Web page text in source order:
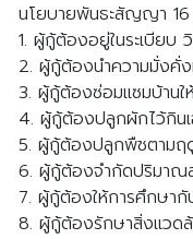
นโยบายพันธะสัญญา 16
1. ผู้กู้ต้องอยู่ในระเบียบ
2. ผู้กู้ต้องนำความมั่งคั่
3. ผู้กู้ต้องซ่อมแซมบ้านใ
4. ผู้กู้ต้องปลูกผักไว้กินเ
5. ผู้กู้ต้องปลูกพืชตามฤ
6. ผู้กู้ต้องจำกัดปริมาณ
7. ผู้กู้ต้องให้การศึกษากั
8. ผู้กู้ต้องรักษาสิ่งแวดล้